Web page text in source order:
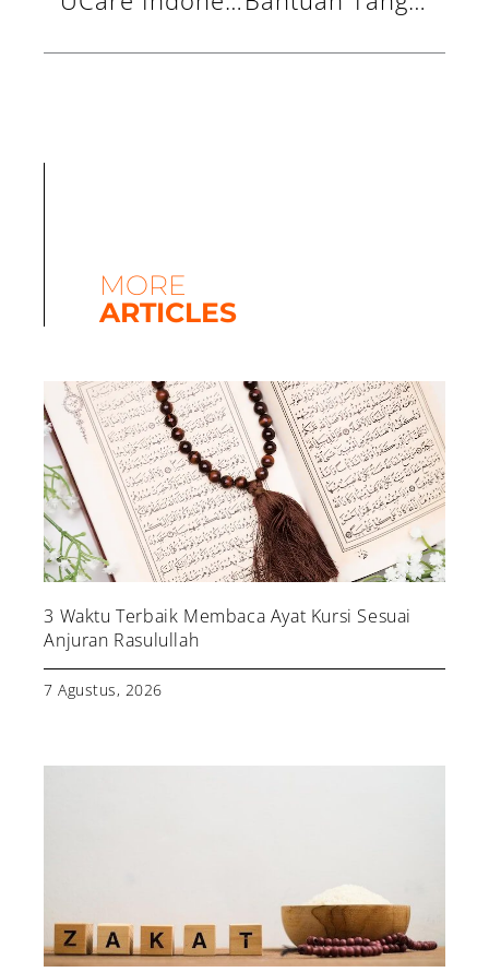
MORE
ARTICLES
3 Waktu Terbaik Membaca Ayat Kursi Sesuai
Anjuran Rasulullah
7 Agustus, 2026